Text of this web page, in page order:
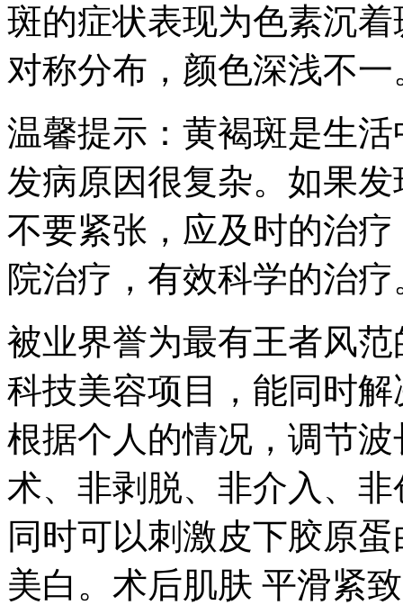
斑的症状表现为色素沉
对称分布，颜色深浅不
温馨提示：黄褐斑是生
发病原因很复杂。如果
不要紧张，应及时的治
院治疗，有效科学的治
被业界誉为最有王者风
科技美容项目，能同时
根据个人的情况，调节
术、非剥脱、非介入、
同时可以刺激皮下胶原
美白。术后肌肤 平滑紧